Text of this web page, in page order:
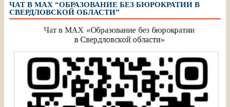
ЧАТ В МАХ “ОБРАЗОВАНИЕ БЕЗ БЮРОКРАТИИ В
СВЕРДЛОВСКОЙ ОБЛАСТИ”